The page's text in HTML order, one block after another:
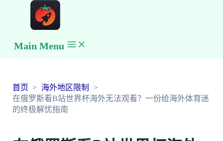
Main Menu
首页
海外地区限制
在俄罗斯看B站世界杯海外无法观看？一份给海外体育迷
的终极解忧指南